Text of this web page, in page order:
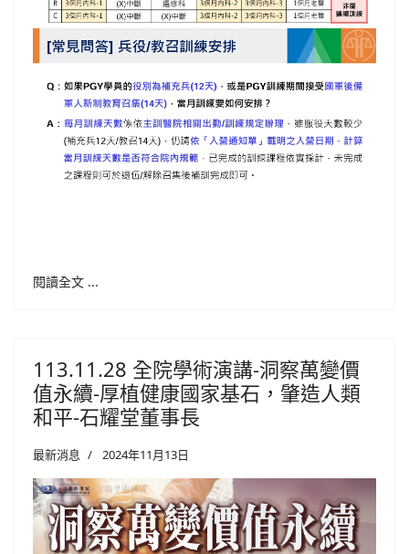
閱讀全文 ...
113.11.28 全院學術演講-洞察萬變價
值永續-厚植健康國家基石，肇造人類
和平-石耀堂董事長
最新消息 2024年11月13日